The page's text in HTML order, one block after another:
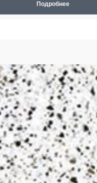
Подробнее